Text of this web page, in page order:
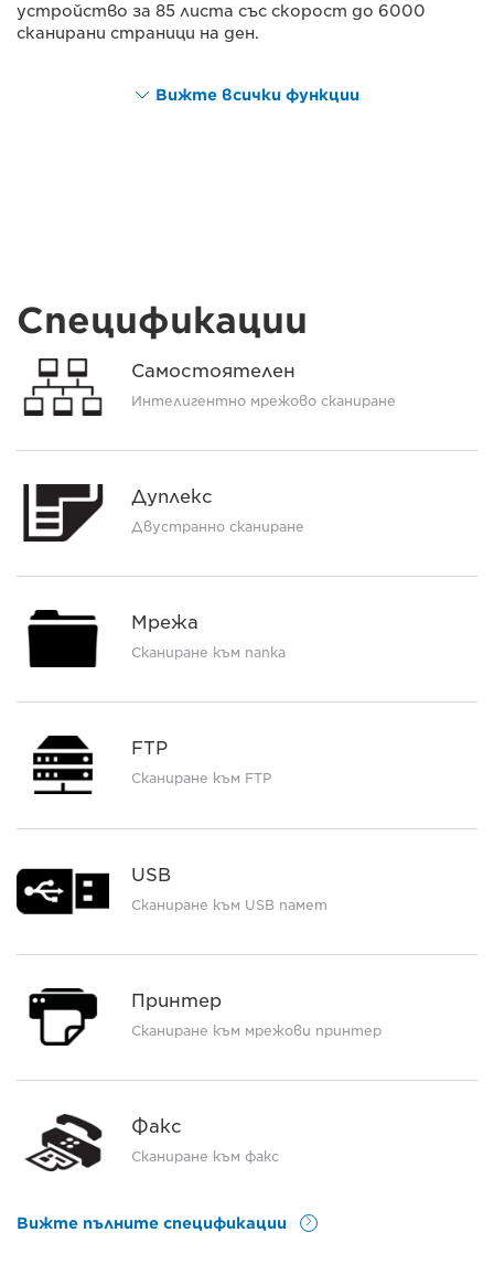
устройство за 85 листа със скорост до 6000
сканирани страници на ден.
Вижте всички функции
Спецификации
Самостоятелен
Интелигентно мрежово сканиране
Дуплекс
Двустранно сканиране
Мрежа
Сканиране към папка
FTP
Сканиране към FTP
USB
Сканиране към USB памет
Принтер
Сканиране към мрежови принтер
Факс
Сканиране към факс
Вижте пълните спецификации